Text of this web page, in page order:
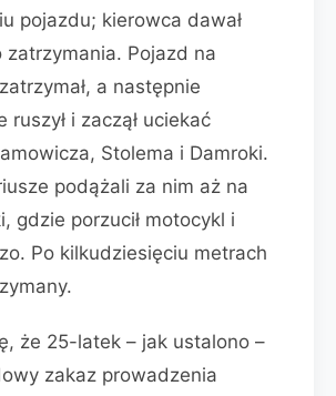
pojazdu; kierowca dawał
zatrzymania. Pojazd na
a następnie
ruszył i zaczął uciekać
Stolema i Damroki.
podążali za nim aż na
gdzie porzucił motocykl i
Po kilkudziesięciu metrach
że 25-latek – jak ustalono –
zakaz prowadzenia